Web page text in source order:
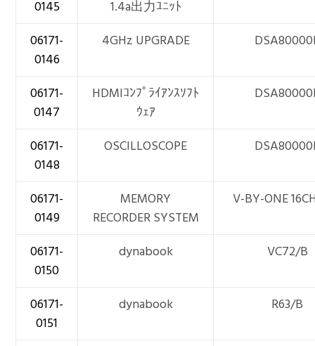
0145
1.4a出力ﾕﾆｯﾄ
06171-
0146
4GHz UPGRADE
06171-
0147
HDMIｺﾝﾌﾟﾗｲｱﾝｽｿﾌﾄ
ｳｪｱ
06171-
0148
OSCILLOSCOPE
06171-
0149
MEMORY
RECORDER SYSTEM
V-BY-ONE
06171-
0150
dynabook VC72/B
06171-
0151
dynabook R63/B